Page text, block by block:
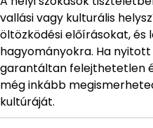
vallási vagy kulturális
öltözködési előírásokat, és
hagyományokra. Ha
garantáltan felejthetetlen
még inkább
kultúráját.